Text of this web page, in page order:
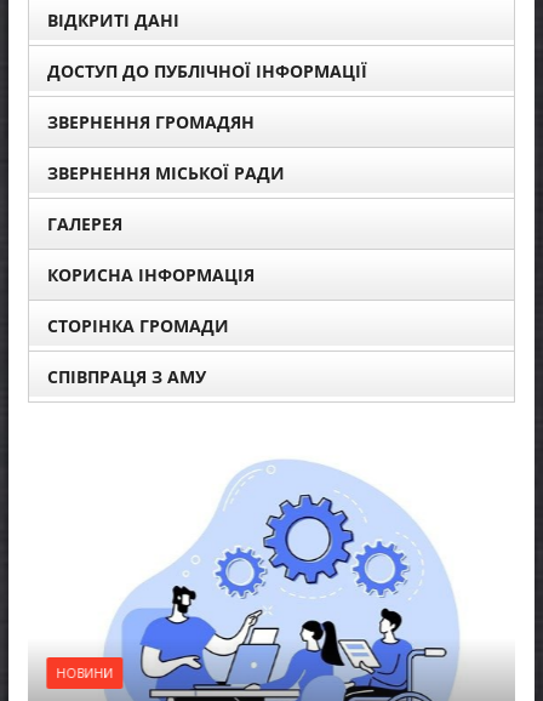
ВІДКРИТІ ДАНІ
ДОСТУП ДО ПУБЛІЧНОЇ ІНФОРМАЦІЇ
ЗВЕРНЕННЯ ГРОМАДЯН
ЗВЕРНЕННЯ МІСЬКОЇ РАДИ
ГАЛЕРЕЯ
КОРИСНА ІНФОРМАЦІЯ
СТОРІНКА ГРОМАДИ
СПІВПРАЦЯ З АМУ
НОВИНИ